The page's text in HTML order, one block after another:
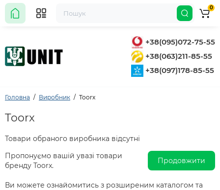
+38(095)072-75-55
+38(063)211-85-55
+38(097)178-85-55
0
Головна Виробник Toorx
Toorx
Товари обраного виробника відсутні
Продовжити
Пропонуємо вашій увазі товари
бренду Toorx.
Ви можете ознайомитись з розширеним каталогом та